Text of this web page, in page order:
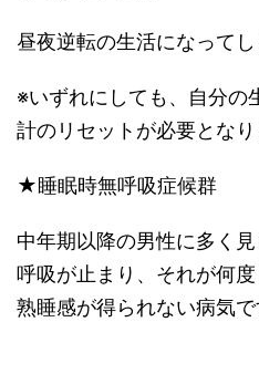
昼夜逆転の生活になってし
※いずれにしても、自分の
計のリセットが必要となり
★睡眠時無呼吸症候群
中年期以降の男性に多く
呼吸が止まり、それが何度
熟睡感が得られない病気で